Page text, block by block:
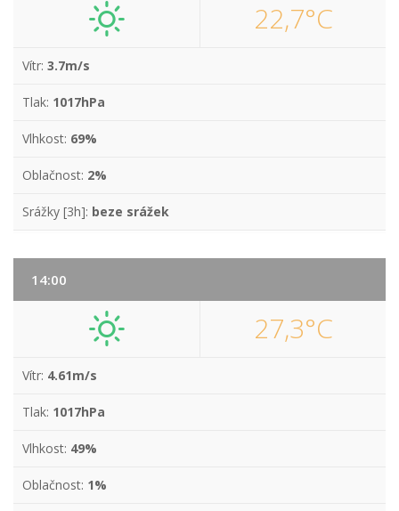
22,7°C
Vítr: 3.7m/s
Tlak: 1017hPa
Vlhkost: 69%
Oblačnost: 2%
Srážky [3h]: beze srážek
14:00
27,3°C
Vítr: 4.61m/s
Tlak: 1017hPa
Vlhkost: 49%
Oblačnost: 1%